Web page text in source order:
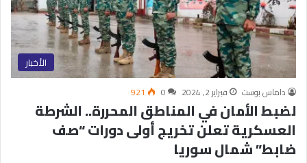
الأخبار
داماس بوست فبراير 2, 2024 0
921
لضبط الأمان في المناطق المحررة.. الشرطة
العسكرية تعلن تخريج أولى دورات “صف
ضابط” شمال سوريا